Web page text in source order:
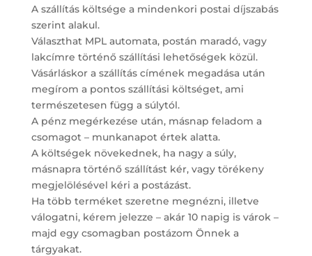
A szállítás költsége a mindenkori postai díjszabás
szerint alakul.
Választhat MPL automata, postán maradó, vagy
lakcímre történő szállítási lehetőségek közül.
Vásárláskor a szállítás címének megadása után
megírom a pontos szállítási költséget, ami
természetesen függ a súlytól.
A pénz megérkezése után, másnap feladom a
csomagot – munkanapot értek alatta.
A költségek növekednek, ha nagy a súly,
másnapra történő szállítást kér, vagy törékeny
megjelölésével kéri a postázást.
Ha több terméket szeretne megnézni, illetve
válogatni, kérem jelezze – akár 10 napig is várok –
majd egy csomagban postázom Önnek a
tárgyakat.